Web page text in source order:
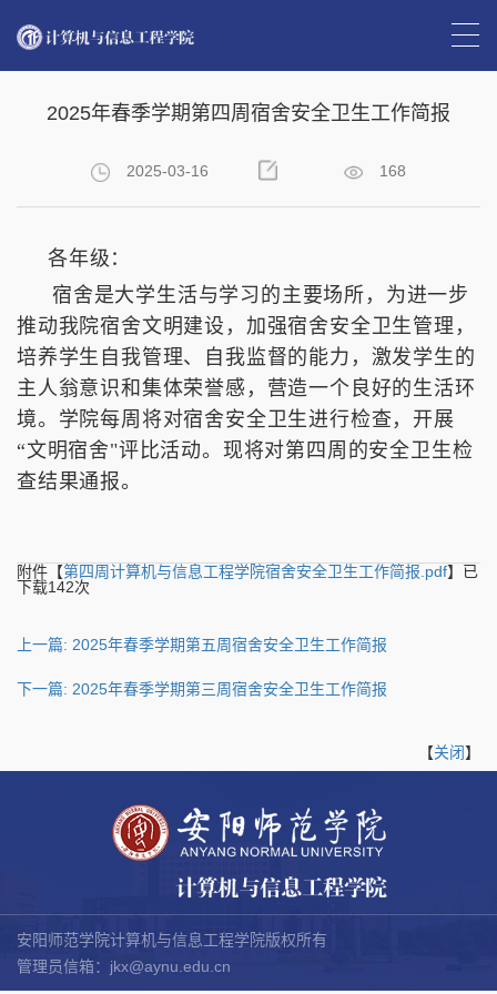
>> 正文
2025年春季学期第四周宿舍安全卫生工作简报
2025-03-16 168
各年级：
宿舍是大学生活与学习的主要场所，为进一步
推动我院宿舍文明建设，加强宿舍安全卫生管理，
培养学生自我管理、自我监督的能力，激发学生的
主人翁意识和集体荣誉感，营造一个良好的生活环
境。学院每周将对宿舍安全卫生进行检查，开展
“文明宿舍"评比活动。现将对第四周的安全卫生检
查结果通报。
附件【第四周计算机与信息工程学院宿舍安全卫生工作简报.pdf】已
下载142次
上一篇: 2025年春季学期第五周宿舍安全卫生工作简报
下一篇: 2025年春季学期第三周宿舍安全卫生工作简报
【关闭】
安阳师范学院计算机与信息工程学院版权所有
管理员信箱： jkx@aynu.edu.cn